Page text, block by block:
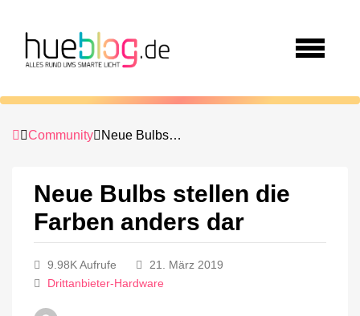
Community Neue Bulbs stellen die Farben anders dar
Neue Bulbs stellen die
Farben anders dar
9.98K Aufrufe
21. März 2019
Drittanbieter-Hardware